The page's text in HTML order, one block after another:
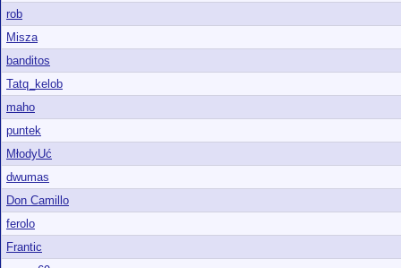
rob
Misza
banditos
Tatq_kelob
maho
puntek
MłodyUć
dwumas
Don Camillo
ferolo
Frantic